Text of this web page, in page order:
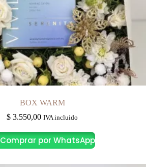
BOX WARM
$ 3.550,00 IVA incluido
Comprar por WhatsApp